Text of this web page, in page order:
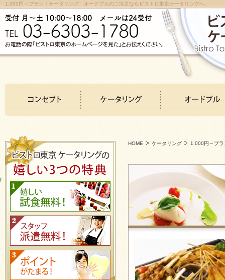
1,000円～プラン｜ケータリング、オードブルのご注文ならビストロ東京ケータリングへ。
HOME ケータリング 1,000円～プラ